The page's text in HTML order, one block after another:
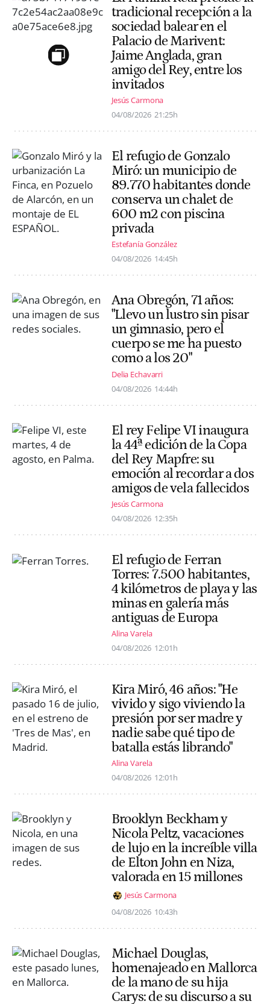
tradicional recepción a la
sociedad balear en el
Palacio de Marivent:
Jaime Anglada, gran
amigo del Rey, entre los
invitados
Jesús Carmona
04/08/2026 21:25h
El refugio de Gonzalo
Miró: un municipio de
89.770 habitantes donde
conserva un chalet de
600 m2 con piscina
privada
Estefanía González
04/08/2026 14:45h
Ana Obregón, 71 años:
"Llevo un lustro sin pisar
un gimnasio, pero el
cuerpo se me ha puesto
como a los 20"
Delia Echavarri
04/08/2026 14:44h
El rey Felipe VI inaugura
la 44ª edición de la Copa
del Rey Mapfre: su
emoción al recordar a dos
amigos de vela fallecidos
Jesús Carmona
04/08/2026 12:35h
El refugio de Ferran
Torres: 7.500 habitantes,
4 kilómetros de playa y las
minas en galería más
antiguas de Europa
Alina Varela
04/08/2026 12:01h
Kira Miró, 46 años: "He
vivido y sigo viviendo la
presión por ser madre y
nadie sabe qué tipo de
batalla estás librando"
Alina Varela
04/08/2026 12:01h
Brooklyn Beckham y
Nicola Peltz, vacaciones
de lujo en la increíble villa
de Elton John en Niza,
valorada en 15 millones
Jesús Carmona
04/08/2026 10:43h
Michael Douglas,
homenajeado en Mallorca
de la mano de su hija
Carys: de su discurso a su